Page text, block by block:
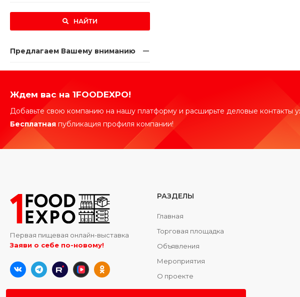
НАЙТИ
Предлагаем Вашему вниманию
Ждем вас на 1FOODEXPO!
Добавьте свою компанию на нашу платформу и расширьте деловые контакты
Бесплатная публикация профиля компании!
Первая пищевая онлайн-выставка
Заяви о себе по-новому!
РАЗДЕЛЫ
Главная
Торговая площадка
Объявления
Мероприятия
О проекте
Контакты